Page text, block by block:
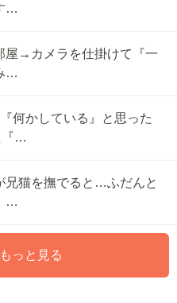
…
屋→カメラを仕掛けて『一
…
何かしている』と思った
『…
兄猫を撫でると…ふだんと
…
っと見る